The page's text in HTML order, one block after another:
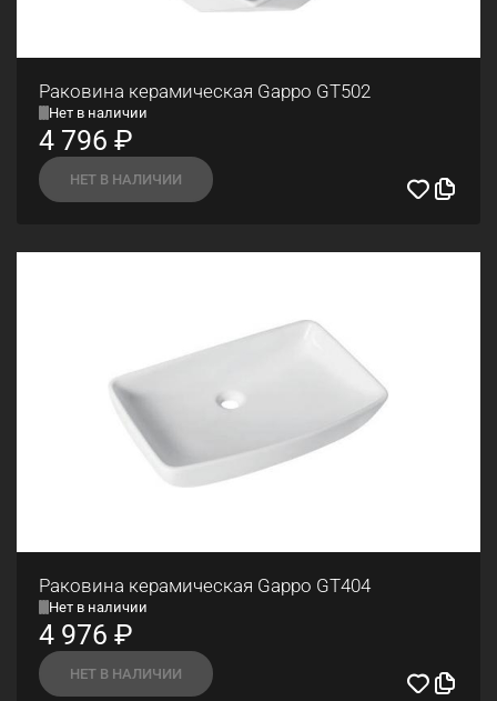
Раковина керамическая Gappo GT502
Нет в наличии
4 796 ₽
НЕТ В НАЛИЧИИ
Раковина керамическая Gappo GT404
Нет в наличии
4 976 ₽
НЕТ В НАЛИЧИИ